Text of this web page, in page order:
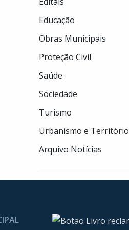
Educação
Obras Municipais
Proteção Civil
Saúde
Sociedade
Turismo
Urbanismo e Território
Arquivo Notícias